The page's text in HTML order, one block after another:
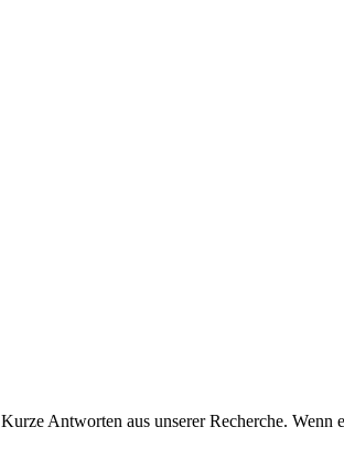
Kurze Antworten aus unserer Recherche. Wenn